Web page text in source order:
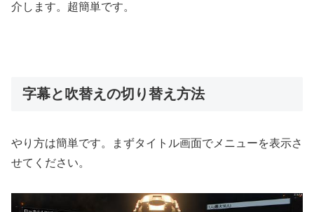
介します。超簡単です。
字幕と吹替えの切り替え方法
やり方は簡単です。まずタイトル画面でメニューを表示さ
せてください。